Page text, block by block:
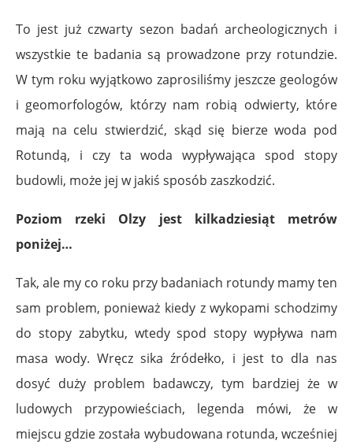
To jest już czwarty sezon badań archeologicznych i
wszystkie te badania są prowadzone przy rotundzie.
W tym roku wyjątkowo zaprosiliśmy jeszcze geologów
i geomorfologów, którzy nam robią odwierty, które
mają na celu stwierdzić, skąd się bierze woda pod
Rotundą, i czy ta woda wypływająca spod stopy
budowli, może jej w jakiś sposób zaszkodzić.
Poziom rzeki Olzy jest kilkadziesiąt metrów
poniżej…
Tak, ale my co roku przy badaniach rotundy mamy ten
sam problem, ponieważ kiedy z wykopami schodzimy
do stopy zabytku, wtedy spod stopy wypływa nam
masa wody. Wręcz sika źródełko, i jest to dla nas
dosyć duży problem badawczy, tym bardziej że w
ludowych przypowieściach, legenda mówi, że w
miejscu gdzie została wybudowana rotunda, wcześniej